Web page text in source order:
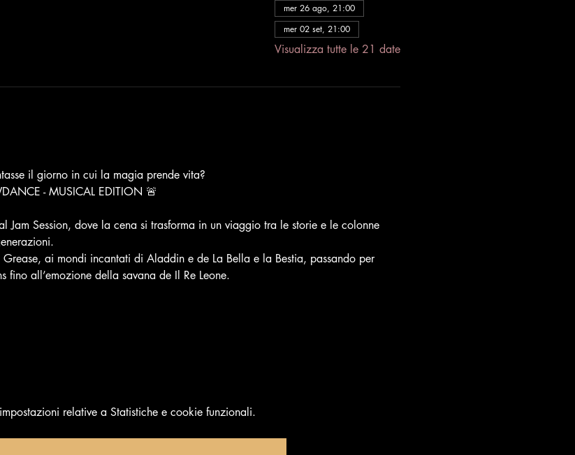
mer 26 ago, 21:00
mer 02 set, 21:00
Visualizza tutte le 21 date
il giorno in cui la magia prende vita?
- MUSICAL EDITION 🚨
Jam Session, dove la cena si trasforma in un viaggio tra le storie e le colonne
ai mondi incantati di Aladdin e de La Bella e la Bestia, passando per
fino all’emozione della savana de Il Re Leone.
relative a Statistiche e cookie funzionali.